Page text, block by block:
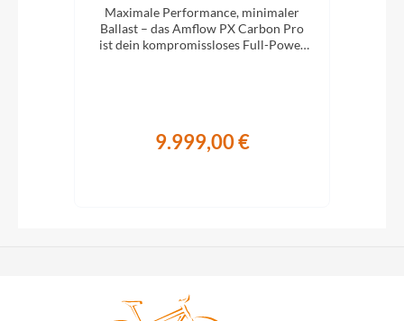
Maximale Performance, minimaler
Ballast – das Amflow PX Carbon Pro
ist dein kompromissloses Full-Power
9.999,00 €